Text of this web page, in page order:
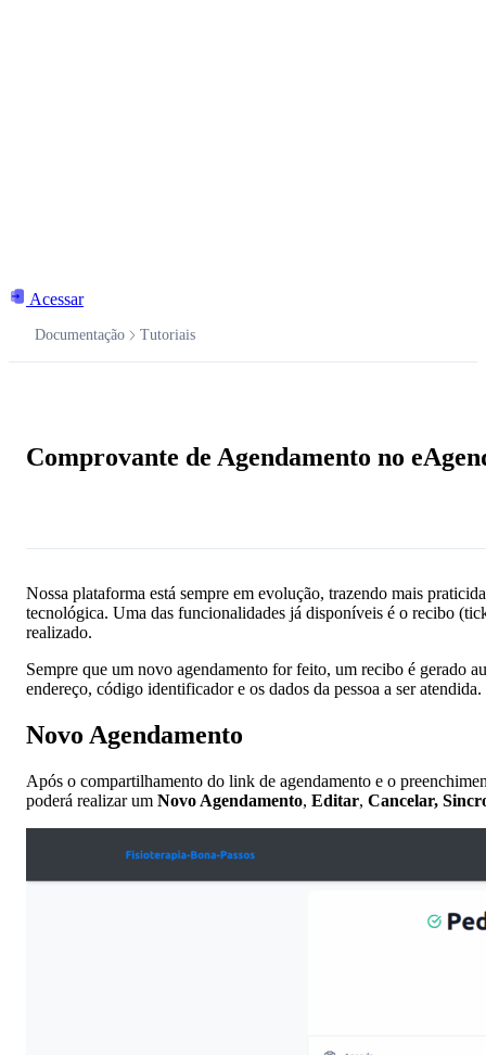
Acessar
Documentação Tutoriais
Comprovante de Agendamento no
Nossa plataforma está sempre em evolução, trazendo mais
tecnológica. Uma das funcionalidades já disponíveis é o recibo
realizado.
Sempre que um novo agendamento for feito, um recibo é gerado
endereço, código identificador e os dados da pessoa a ser atendida.
Novo Agendamento
Após o compartilhamento do link de agendamento e o
poderá realizar um Novo Agendamento, Editar, Cancelar,